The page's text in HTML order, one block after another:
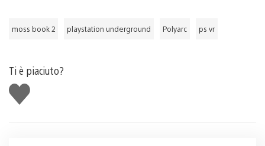
moss book 2 playstation underground Polyarc ps vr
Ti è piaciuto?
Mi
piace